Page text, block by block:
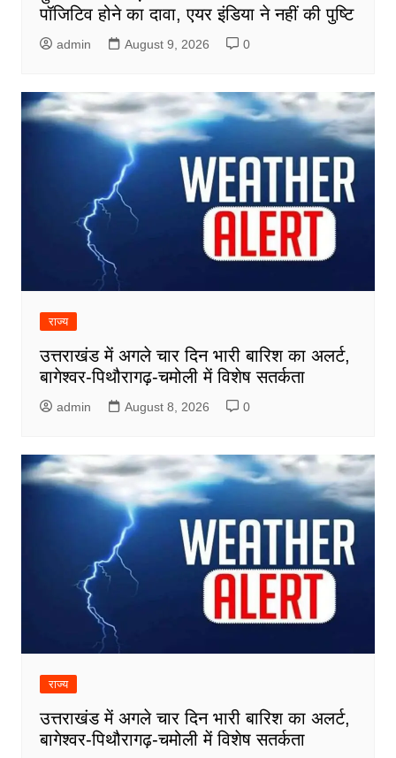
पॉजिटिव होने का दावा, एयर इंडिया ने नहीं की पुष्टि
admin August 9, 2026 0
राज्य
उत्तराखंड में अगले चार दिन भारी बारिश का अलर्ट,
बागेश्वर-पिथौरागढ़-चमोली में विशेष सतर्कता
admin August 8, 2026 0
राज्य
उत्तराखंड में अगले चार दिन भारी बारिश का अलर्ट,
बागेश्वर-पिथौरागढ़-चमोली में विशेष सतर्कता